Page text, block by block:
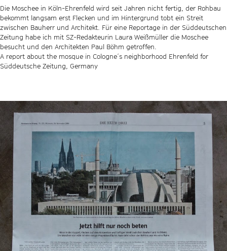
Die Moschee in Köln-Ehrenfeld wird seit Jahren nicht fertig, der Rohbau
bekommt langsam erst Flecken und im Hintergrund tobt ein Streit
zwischen Bauherr und Architekt. Für eine Reportage in der Süddeutschen
Zeitung habe ich mit SZ-Redakteurin Laura Weißmüller die Moschee
besucht und den Architekten Paul Böhm getroffen.
A report about the mosque in Cologne´s neighborhood Ehrenfeld for
Süddeutsche Zeitung, Germany